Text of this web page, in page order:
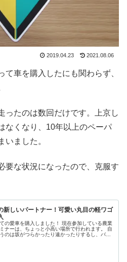
2019.04.23 2021.08.06
て車を購入したにも関わらず、
ったのは数回だけです。上京し
なくなり、10年以上のペーパ
いました。
要な状況になったので、克服す
新しいパートナー！可愛い丸目の軽ワゴ
の愛車を購入しました！ 現在参加している農業
ナーは、ちょっと小高い場所で行われます。 自
のは坂がつらかったり遠かったりするし、バス